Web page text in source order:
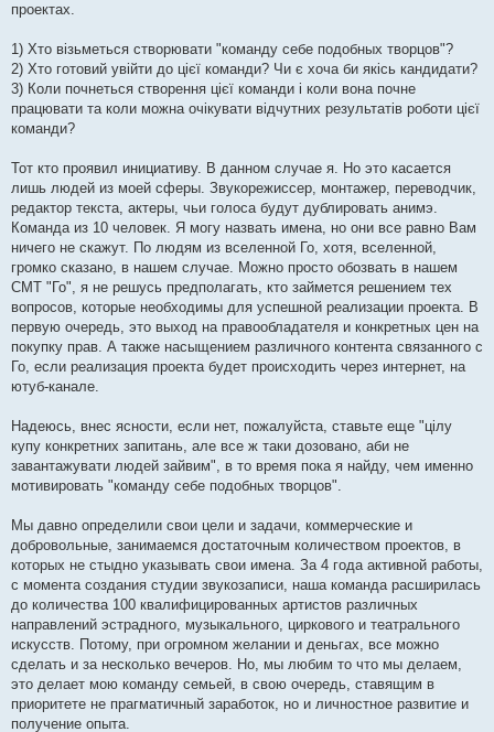
проектах.
1) Хто візьметься створювати "команду себе подобных творцов"?
2) Хто готовий увійти до цієї команди? Чи є хоча би якісь кандидати?
3) Коли почнеться створення цієї команди і коли вона почне
працювати та коли можна очікувати відчутних результатів роботи цієї
команди?
Тот кто проявил инициативу. В данном случае я. Но это касается
лишь людей из моей сферы. Звукорежиссер, монтажер, переводчик,
редактор текста, актеры, чьи голоса будут дублировать анимэ.
Команда из 10 человек. Я могу назвать имена, но они все равно Вам
ничего не скажут. По людям из вселенной Го, хотя, вселенной,
громко сказано, в нашем случае. Можно просто обозвать в нашем
СМТ "Го", я не решусь предполагать, кто займется решением тех
вопросов, которые необходимы для успешной реализации проекта. В
первую очередь, это выход на правообладателя и конкретных цен на
покупку прав. А также насыщением различного контента связанного с
Го, если реализация проекта будет происходить через интернет, на
ютуб-канале.
Надеюсь, внес ясности, если нет, пожалуйста, ставьте еще "цілу
купу конкретних запитань, але все ж таки дозовано, аби не
завантажувати людей зайвим", в то время пока я найду, чем именно
мотивировать "команду себе подобных творцов".
Мы давно определили свои цели и задачи, коммерческие и
добровольные, занимаемся достаточным количеством проектов, в
которых не стыдно указывать свои имена. За 4 года активной работы,
с момента создания студии звукозаписи, наша команда расширилась
до количества 100 квалифицированных артистов различных
направлений эстрадного, музыкального, циркового и театрального
искусств. Потому, при огромном желании и деньгах, все можно
сделать и за несколько вечеров. Но, мы любим то что мы делаем,
это делает мою команду семьей, в свою очередь, ставящим в
приоритете не прагматичный заработок, но и личностное развитие и
получение опыта.